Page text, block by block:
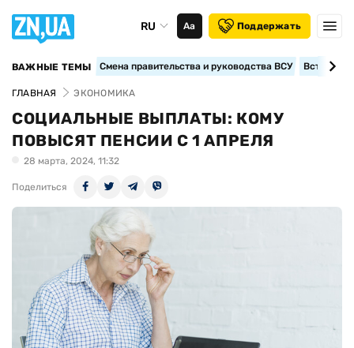
RU Аа Поддержать
ВАЖНЫЕ ТЕМЫ Смена правительства и руководства ВСУ
ГЛАВНАЯ ЭКОНОМИКА
СОЦИАЛЬНЫЕ ВЫПЛАТЫ: КОМУ
ПОВЫСЯТ ПЕНСИИ С 1 АПРЕЛЯ
28 марта, 2024, 11:32
Поделиться